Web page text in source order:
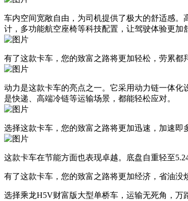
车内空间宽敞自由，为司机提供了极大的舒适感
计，多功能航空座椅等科技配置，让驾驶体验更加
有了这款卡车，您的致富之路将更加轻松，劳累都
动力是这款卡车的亮点之一。它采用动力链一体化
是快递、高端冷链等运输场景，都能轻松应对。
选择这款卡车，您的致富之路将更加迅速，加速即
这款卡车在节能方面也表现卓越。底盘自重轻至
有了这款卡车，您的致富之路将更加经济，省油没
选择乘龙H5V财富版大型单桥车，运输无死角，万